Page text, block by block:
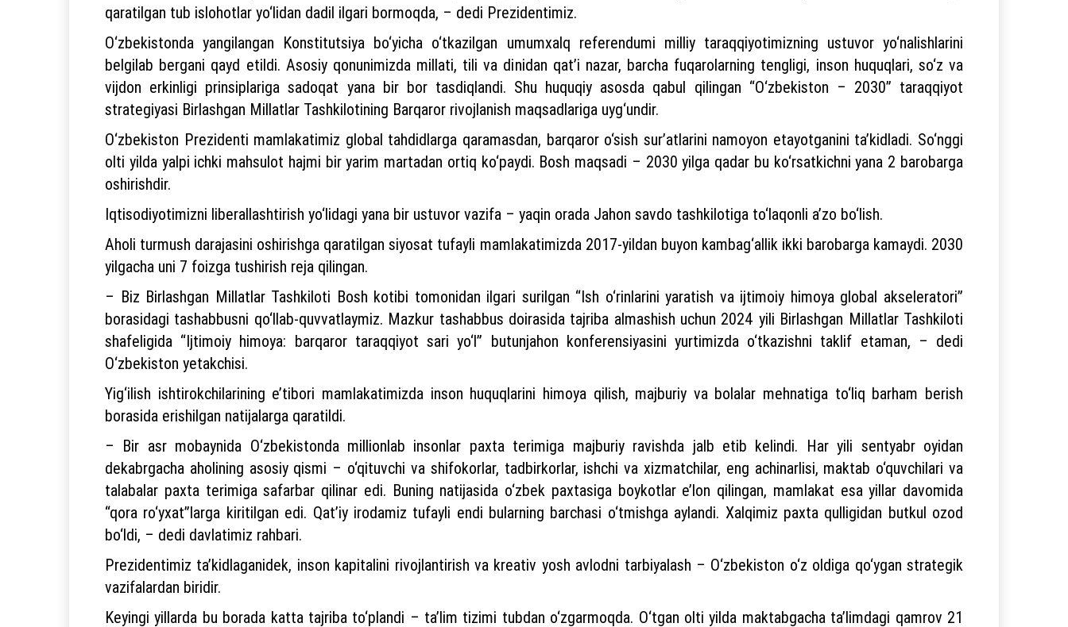
qaratilgan tub islohotlar yo‘lidan dadil ilgari bormoqda, – dedi Prezidentimiz.
O‘zbekistonda yangilangan Konstitutsiya bo‘yicha o‘tkazilgan umumxalq referendumi milliy taraqqiyotimizning ustuvor yo‘nalishlarini
belgilab bergani qayd etildi. Asosiy qonunimizda millati, tili va dinidan qat’i nazar, barcha fuqarolarning tengligi, inson huquqlari, so‘z va
vijdon erkinligi prinsiplariga sadoqat yana bir bor tasdiqlandi. Shu huquqiy asosda qabul qilingan “O‘zbekiston – 2030” taraqqiyot
strategiyasi Birlashgan Millatlar Tashkilotining Barqaror rivojlanish maqsadlariga uyg‘undir.
O‘zbekiston Prezidenti mamlakatimiz global tahdidlarga qaramasdan, barqaror o‘sish sur’atlarini namoyon etayotganini ta’kidladi. So‘nggi
olti yilda yalpi ichki mahsulot hajmi bir yarim martadan ortiq ko‘paydi. Bosh maqsadi – 2030 yilga qadar bu ko‘rsatkichni yana 2 barobarga
oshirishdir.
Iqtisodiyotimizni liberallashtirish yo‘lidagi yana bir ustuvor vazifa – yaqin orada Jahon savdo tashkilotiga to‘laqonli a’zo bo‘lish.
Aholi turmush darajasini oshirishga qaratilgan siyosat tufayli mamlakatimizda 2017-yildan buyon kambag‘allik ikki barobarga kamaydi. 2030
yilgacha uni 7 foizga tushirish reja qilingan.
– Biz Birlashgan Millatlar Tashkiloti Bosh kotibi tomonidan ilgari surilgan “Ish o‘rinlarini yaratish va ijtimoiy himoya global akseleratori”
borasidagi tashabbusni qo‘llab-quvvatlaymiz. Mazkur tashabbus doirasida tajriba almashish uchun 2024 yili Birlashgan Millatlar Tashkiloti
shafeligida “Ijtimoiy himoya: barqaror taraqqiyot sari yo‘l” butunjahon konferensiyasini yurtimizda o‘tkazishni taklif etaman, – dedi
O‘zbekiston yetakchisi.
Yig‘ilish ishtirokchilarining e’tibori mamlakatimizda inson huquqlarini himoya qilish, majburiy va bolalar mehnatiga to‘liq barham berish
borasida erishilgan natijalarga qaratildi.
– Bir asr mobaynida O‘zbekistonda millionlab insonlar paxta terimiga majburiy ravishda jalb etib kelindi. Har yili sentyabr oyidan
dekabrgacha aholining asosiy qismi – o‘qituvchi va shifokorlar, tadbirkorlar, ishchi va xizmatchilar, eng achinarlisi, maktab o‘quvchilari va
talabalar paxta terimiga safarbar qilinar edi. Buning natijasida o‘zbek paxtasiga boykotlar e’lon qilingan, mamlakat esa yillar davomida
“qora ro‘yxat”larga kiritilgan edi. Qat’iy irodamiz tufayli endi bularning barchasi o‘tmishga aylandi. Xalqimiz paxta qulligidan butkul ozod
bo‘ldi, – dedi davlatimiz rahbari.
Prezidentimiz ta’kidlaganidek, inson kapitalini rivojlantirish va kreativ yosh avlodni tarbiyalash – O‘zbekiston o‘z oldiga qo‘ygan strategik
vazifalardan biridir.
Keyingi yillarda bu borada katta tajriba to‘plandi – ta’lim tizimi tubdan o‘zgarmoqda. O‘tgan olti yilda maktabgacha ta’limdagi qamrov 21